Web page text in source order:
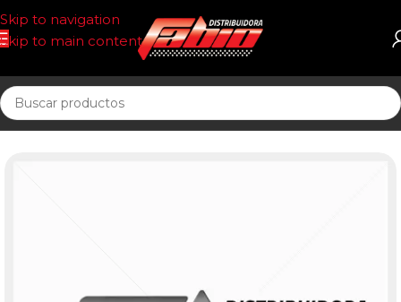
Skip to navigation
Skip to main content
Inicio PASTILLAS DE FRENO